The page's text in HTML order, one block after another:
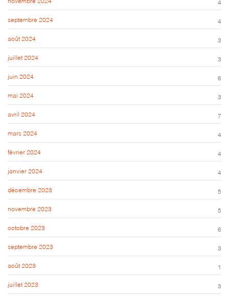
4
septembre 2024 4
août 2024 3
juillet 2024 3
juin 2024 6
mai 2024 3
avril 2024 7
mars 2024 4
février 2024 4
janvier 2024 4
décembre 2023 5
novembre 2023 5
octobre 2023 6
septembre 2023 3
août 2023 1
juillet 2023 3